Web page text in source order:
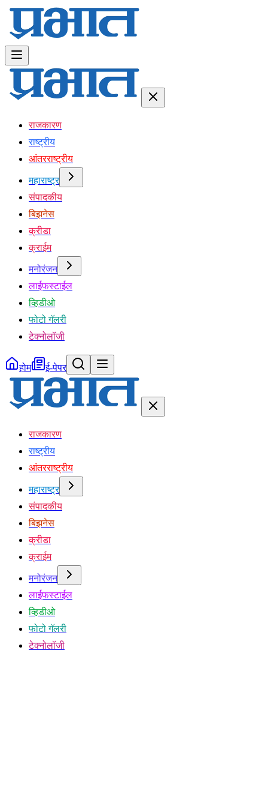
राजकारण
राष्ट्रीय
आंतरराष्ट्रीय
महाराष्ट्र
संपादकीय
बिझनेस
क्रीडा
क्राईम
मनोरंजन
लाईफस्टाईल
व्हिडीओ
फोटो गॅलरी
टेक्नोलॉजी
होम ई-पेपर
राजकारण
राष्ट्रीय
आंतरराष्ट्रीय
महाराष्ट्र
संपादकीय
बिझनेस
क्रीडा
क्राईम
मनोरंजन
लाईफस्टाईल
व्हिडीओ
फोटो गॅलरी
टेक्नोलॉजी